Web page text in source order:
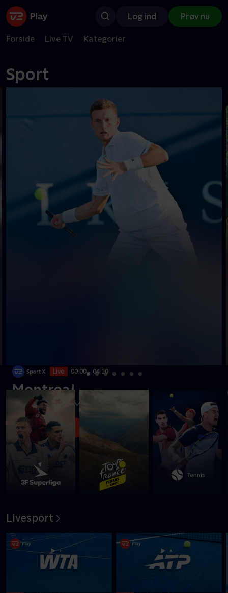
Log ind Prøv nu
Forside Live TV Kategorier
Sport
Live 00.00 - 04.10
Montreal
Se ATP-tennis fra Montreal
Se med nu
Livesport